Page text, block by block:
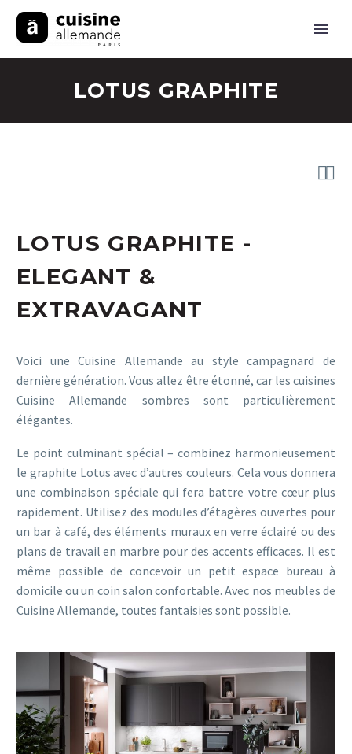
LOTUS GRAPHITE

LOTUS GRAPHITE -
ELEGANT &
EXTRAVAGANT
Voici une Cuisine Allemande au style campagnard de
dernière génération. Vous allez être étonné, car les cuisines
Cuisine Allemande sombres sont particulièrement
élégantes.
Le point culminant spécial – combinez harmonieusement
le graphite Lotus avec d’autres couleurs. Cela vous donnera
une combinaison spéciale qui fera battre votre cœur plus
rapidement. Utilisez des modules d’étagères ouvertes pour
un bar à café, des éléments muraux en verre éclairé ou des
plans de travail en marbre pour des accents efficaces. Il est
même possible de concevoir un petit espace bureau à
domicile ou un coin salon confortable. Avec nos meubles de
Cuisine Allemande, toutes fantaisies sont possible.